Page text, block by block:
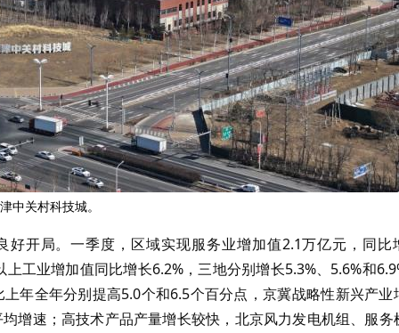
中关村科技城。
开局。一季度，区域实现服务业增加值2.1万亿元，同比
工业增加值同比增长6.2%，三地分别增长5.3%、5.6%和
年全年分别提高5.0个和6.5个百分点，京冀战略性新兴产业
增速；高技术产品产量增长较快，北京风力发电机组、服务